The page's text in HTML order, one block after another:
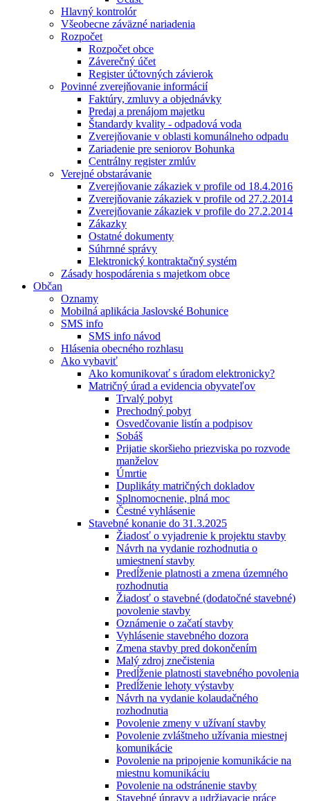
Hlavný kontrolór
Všeobecne záväzné nariadenia
Rozpočet
Rozpočet obce
Záverečný účet
Register účtovných závierok
Povinné zverejňovanie informácií
Faktúry, zmluvy a objednávky
Predaj a prenájom majetku
Štandardy kvality - odpadová voda
Zverejňovanie v oblasti komunálneho odpadu
Zariadenie pre seniorov Bohunka
Centrálny register zmlúv
Verejné obstarávanie
Zverejňovanie zákaziek v profile od 18.4.2016
Zverejňovanie zákaziek v profile od 27.2.2014
Zverejňovanie zákaziek v profile do 27.2.2014
Zákazky
Ostatné dokumenty
Súhrnné správy
Elektronický kontraktačný systém
Zásady hospodárenia s majetkom obce
Občan
Oznamy
Mobilná aplikácia Jaslovské Bohunice
SMS info
SMS info návod
Hlásenia obecného rozhlasu
Ako vybaviť
Ako komunikovať s úradom elektronicky?
Matričný úrad a evidencia obyvateľov
Trvalý pobyt
Prechodný pobyt
Osvedčovanie listín a podpisov
Sobáš
Prijatie skoršieho priezviska po rozvode
manželov
Úmrtie
Duplikáty matričných dokladov
Splnomocnenie, plná moc
Čestné vyhlásenie
Stavebné konanie do 31.3.2025
Žiadosť o vyjadrenie k projektu stavby
Návrh na vydanie rozhodnutia o
umiestnení stavby
Predĺženie platnosti a zmena územného
rozhodnutia
Žiadosť o stavebné (dodatočné stavebné)
povolenie stavby
Oznámenie o začatí stavby
Vyhlásenie stavebného dozora
Zmena stavby pred dokončením
Malý zdroj znečistenia
Predĺženie platnosti stavebného povolenia
Predĺženie lehoty výstavby
Návrh na vydanie kolaudačného
rozhodnutia
Povolenie zmeny v užívaní stavby
Povolenie zvláštneho užívania miestnej
komunikácie
Povolenie na pripojenie komunikácie na
miestnu komunikáciu
Povolenie na odstránenie stavby
Stavebné úpravy a udržiavacie práce